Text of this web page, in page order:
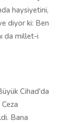
haysiyetini,
diyor ki: Ben
da millet-i
Cihad'da
Bana